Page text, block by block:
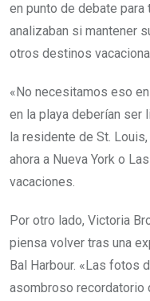
en punto de debate
analizaban si mantener
otros destinos
«No necesitamos eso
en la playa deberían ser
la residente de St.
ahora a Nueva York o
vacaciones.
Por otro lado, Victoria
piensa volver tras una
Bal Harbour. «Las fotos
asombroso recordatorio